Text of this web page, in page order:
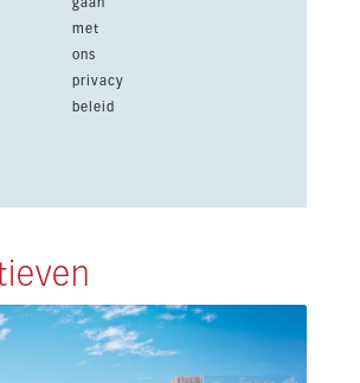
met
ons
privacy
beleid